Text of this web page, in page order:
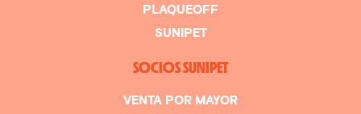
PLAQUEOFF
SUNIPET
SOCIOS SUNIPET
VENTA POR MAYOR